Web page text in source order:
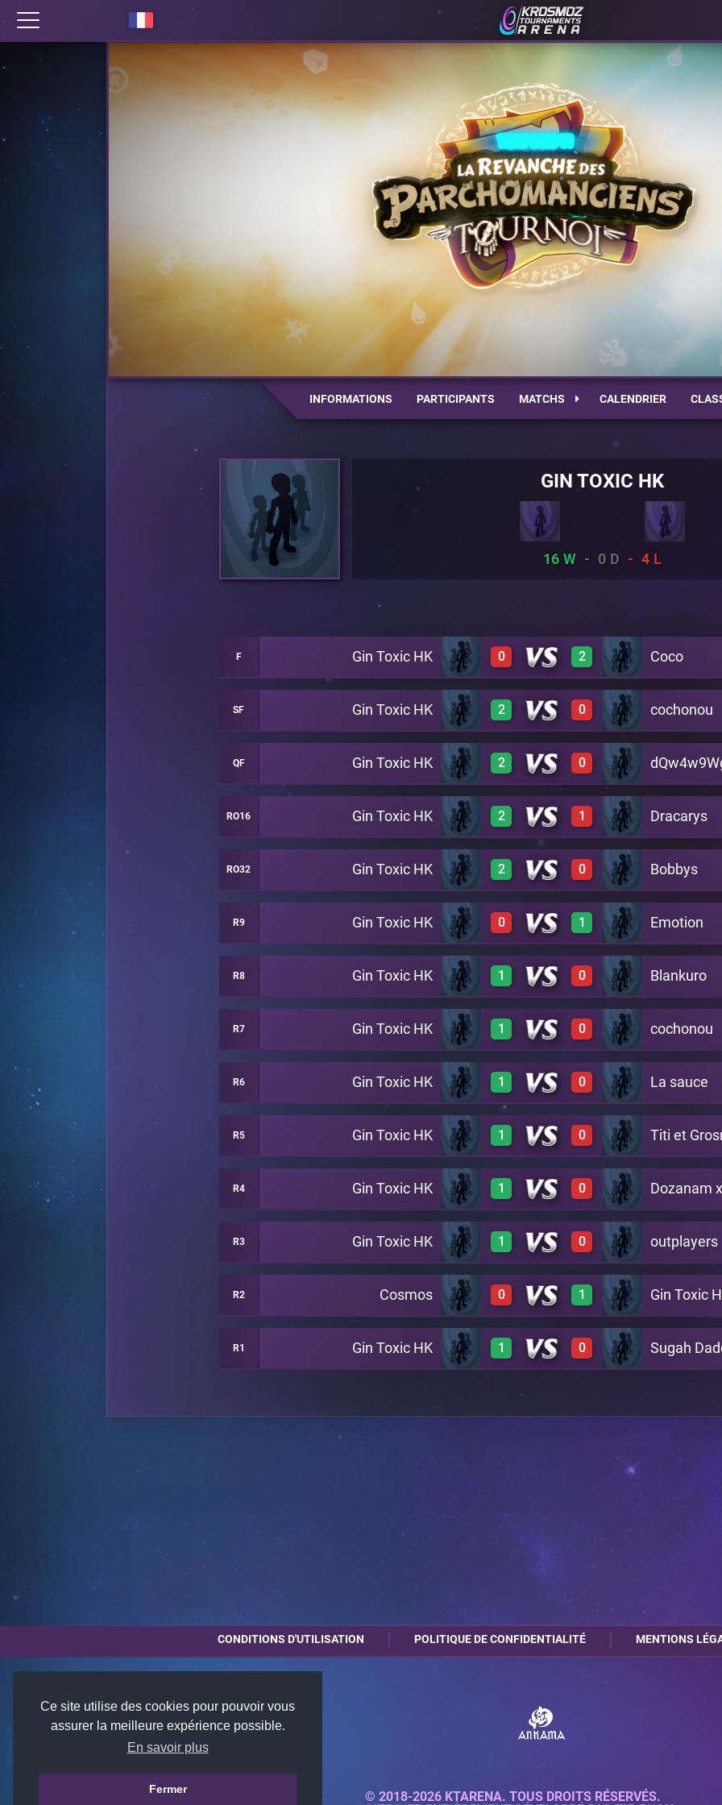
Ce site utilise des cookies pour pouvoir vous
assurer la meilleure expérience possible.
En savoir plus
Fermer
INFORMATIONS PARTICIPANTS MATCHS CALENDRIER
GIN TOXIC HK
16 0 4
F Gin Toxic HK 0 Coco
2
0 A29 1
0 A24 1
A18
SF Gin Toxic HK 2 cochonou
0
1 A22 0
1 A3 0
A26
QF Gin Toxic HK 2 0
1 A25 0
1 A19 0
A21
RO16 Gin Toxic HK 2 Dracarys
1
1 A17 0
A2
1 A23 0
RO32 Gin Toxic HK 2 Bobbys
0
1 A20 0
1 A14 0
A5
R9 Gin Toxic HK 0 Emotion
1
0 A22 1
R8 Gin Toxic HK 1 Blankuro
0
1 A11 0
R7 Gin Toxic HK 1 cochonou
0
1 A4 0
R6 Gin Toxic HK 1 La sauce
0
1 A10 0
R5 Gin Toxic HK 1 Titi et
0
1 A18 0
R4 Gin Toxic HK 1 Dozanam
0
1 A24 0
R3 Gin Toxic HK 1 outplayers
0
1 A12 0
R2 Cosmos 0 Gin Toxic
1
0 A16 1
R1 Gin Toxic HK 1 Sugah
0
CONDITIONS D'UTILISATION POLITIQUE DE CONFIDENTIALITÉ MENTIONS
© 2018-2026 KTARENA. TOUS DROITS RÉSERVÉS.